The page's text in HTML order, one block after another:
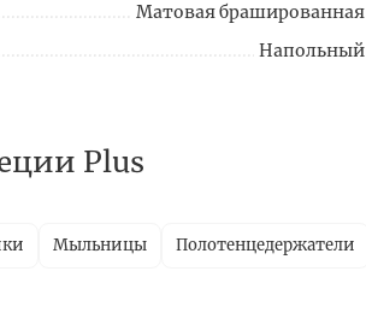
Матовая брашированная
Напольный
Plus
Мыльницы Полотенцедержатели